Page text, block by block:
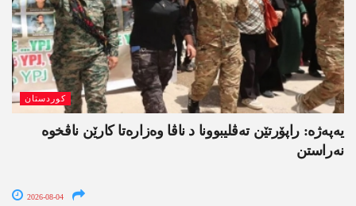
کوردستان
یەپەژە: راپۆرتێن تەڤلیبوونا د ناڤا وەزارەتا کارێن ناڤخوە
نەراستن
2026-08-04